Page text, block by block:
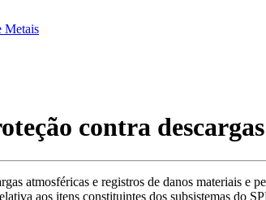
Metais
contra
atmosféricas e registros de danos materiais e
aos itens constituintes dos subsistemas do